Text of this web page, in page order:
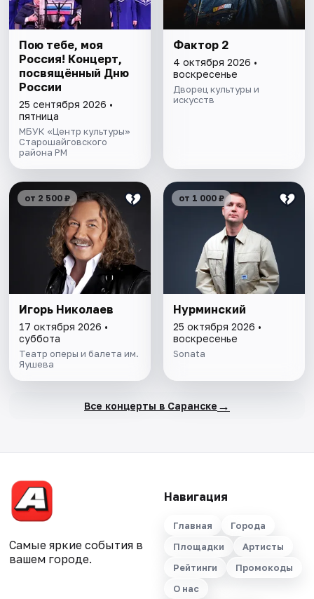
Пою тебе, моя
Россия! Концерт,
посвящённый Дню
России
25 сентября 2026 •
пятница
МБУК «Центр культуры»
Старошайговского
района РМ
Фактор 2
4 октября 2026 •
воскресенье
Дворец культуры и
искусств
от 2 500 ₽
Игорь Николаев
17 октября 2026 •
суббота
Театр оперы и балета им.
Яушева
от 1 000 ₽
Нурминский
25 октября 2026 •
воскресенье
Sonata
Все концерты в Саранске →
Самые яркие события в
вашем городе.
Навигация
Главная
Города
Площадки
Артисты
Рейтинги
Промокоды
О нас